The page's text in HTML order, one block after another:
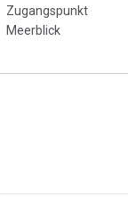
Zugangspunkt
Meerblick